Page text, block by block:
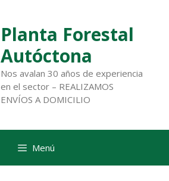
Planta Forestal
Autóctona
Nos avalan 30 años de experiencia
en el sector – REALIZAMOS
ENVÍOS A DOMICILIO
Menú